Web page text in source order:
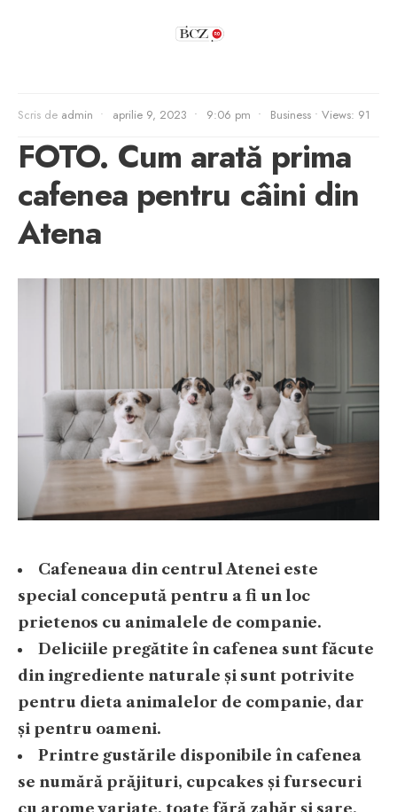
Scris de admin • aprilie 9, 2023 • 9:06 pm • Business • Views: 91
FOTO. Cum arată prima
cafenea pentru câini din
Atena
Cafeneaua din centrul Atenei este
special concepută pentru a fi un loc
prietenos cu animalele de companie.
Deliciile pregătite în cafenea sunt făcute
din ingrediente naturale și sunt potrivite
pentru dieta animalelor de companie, dar
și pentru oameni.
Printre gustările disponibile în cafenea
se numără prăjituri, cupcakes și fursecuri